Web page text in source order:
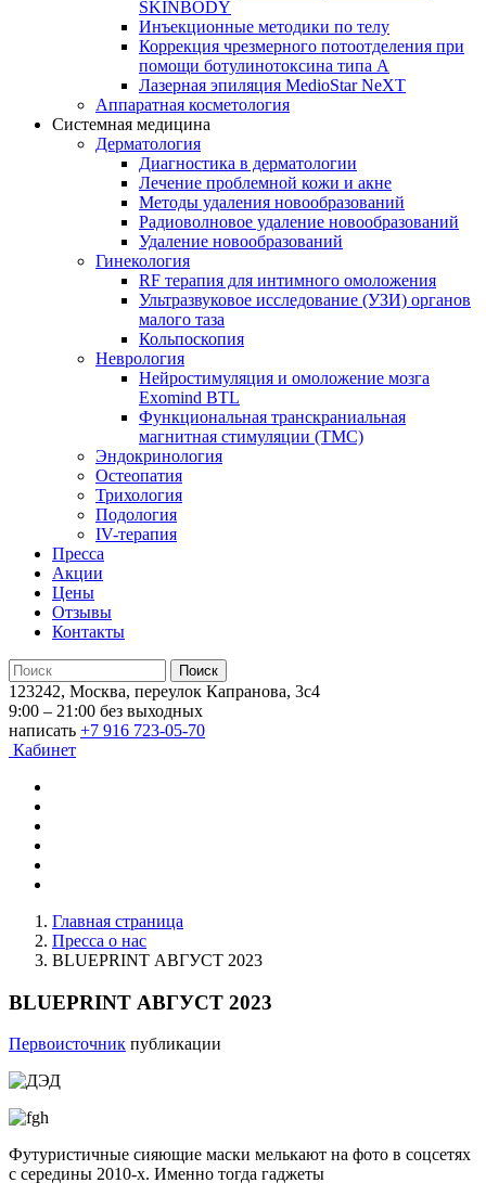
SKINBODY
Инъекционные методики по телу
Коррекция чрезмерного потоотделения при
помощи ботулинотоксина типа А
Лазерная эпиляция MedioStar NeXT
Аппаратная косметология
Системная медицина
Дерматология
Диагностика в дерматологии
Лечение проблемной кожи и акне
Методы удаления новообразований
Радиоволновое удаление новообразований
Удаление новообразований
Гинекология
RF терапия для интимного омоложения
Ультразвуковое исследование (УЗИ) органов
малого таза
Кольпоскопия
Неврология
Нейростимуляция и омоложение мозга
Exomind BTL
Функциональная транскраниальная
магнитная стимуляции (ТМС)
Эндокринология
Остеопатия
Трихология
Подология
IV-терапия
Пресса
Акции
Цены
Отзывы
Контакты
123242, Москва, переулок Капранова, 3с4
9:00 – 21:00 без выходных
написать +7 916 723-05-70
Кабинет
Главная страница
Пресса о нас
BLUEPRINT АВГУСТ 2023
BLUEPRINT АВГУСТ 2023
Первоисточник публикации
Футуристичные сияющие маски мелькают на фото в соцсетях
c середины 2010-х. Именно тогда гаджеты